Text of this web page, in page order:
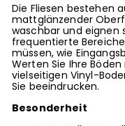
Die Fliesen bestehen
mattglänzender
waschbar und eignen
frequentierte
müssen, wie
Werten Sie Ihre
vielseitigen Vinyl-
Sie beeindrucken.
Besonderheit